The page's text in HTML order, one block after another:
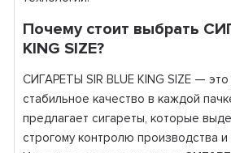
Почему стоит выбрать
KING SIZE?
СИГАРЕТЫ SIR BLUE KING SIZE — это
стабильное качество в каждой
предлагает сигареты, которые
строгому контролю производства